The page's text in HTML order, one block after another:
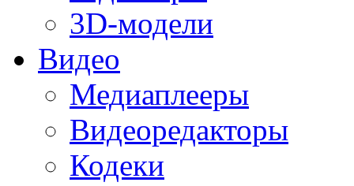
3D-модели
Видео
Медиаплееры
Видеоредакторы
Кодеки